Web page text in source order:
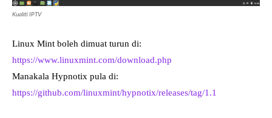
Kualiti IPTV
Linux Mint boleh dimuat turun di:
https://www.linuxmint.com/download.php
Manakala Hypnotix pula di:
https://github.com/linuxmint/hypnotix/releases/tag/1.1